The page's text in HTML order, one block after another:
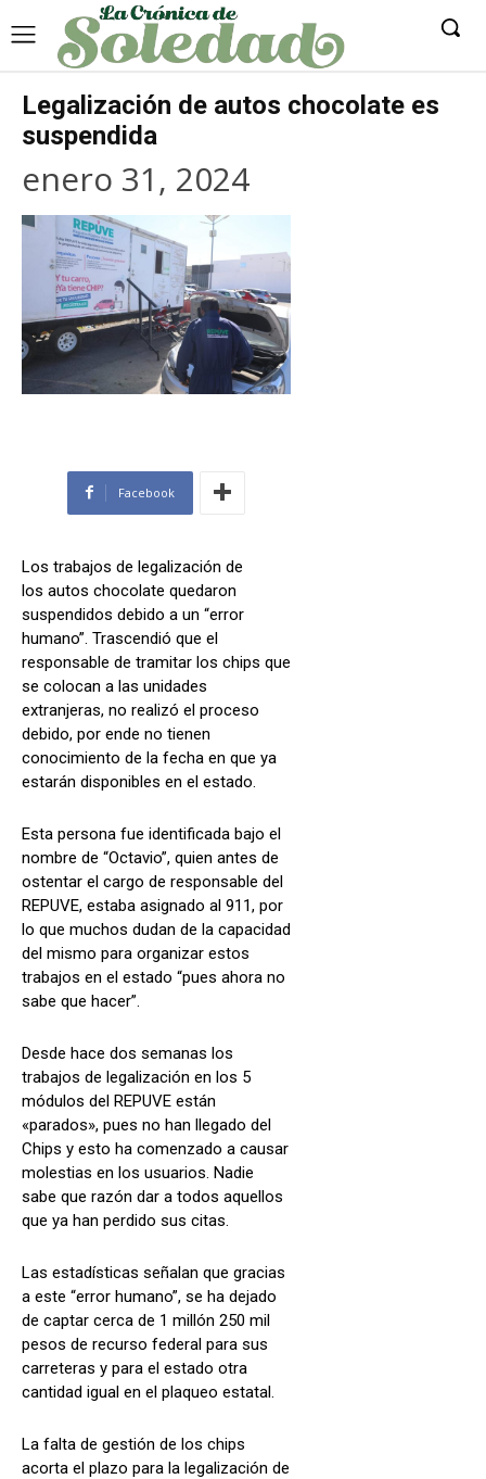
Legalización de autos chocolate es
suspendida
enero 31, 2024
Facebook
Los trabajos de legalización de
los autos chocolate quedaron
suspendidos debido a un “error
humano”. Trascendió que el
responsable de tramitar los chips que
se colocan a las unidades
extranjeras, no realizó el proceso
debido, por ende no tienen
conocimiento de la fecha en que ya
estarán disponibles en el estado.
Esta persona fue identificada bajo el
nombre de “Octavio”, quien antes de
ostentar el cargo de responsable del
REPUVE, estaba asignado al 911, por
lo que muchos dudan de la capacidad
del mismo para organizar estos
trabajos en el estado “pues ahora no
sabe que hacer”.
Desde hace dos semanas los
trabajos de legalización en los 5
módulos del REPUVE están
«parados», pues no han llegado del
Chips y esto ha comenzado a causar
molestias en los usuarios. Nadie
sabe que razón dar a todos aquellos
que ya han perdido sus citas.
Las estadísticas señalan que gracias
a este “error humano”, se ha dejado
de captar cerca de 1 millón 250 mil
pesos de recurso federal para sus
carreteras y para el estado otra
cantidad igual en el plaqueo estatal.
La falta de gestión de los chips
acorta el plazo para la legalización de